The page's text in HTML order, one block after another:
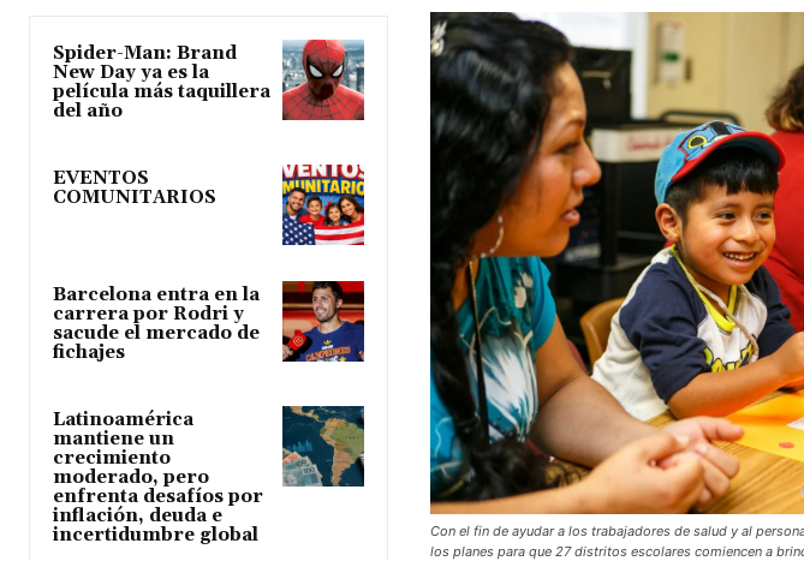
Spider-Man: Brand
New Day ya es la
película más taquillera
del año
EVENTOS
COMUNITARIOS
Barcelona entra en la
carrera por Rodri y
sacude el mercado de
fichajes
Latinoamérica
mantiene un
crecimiento
moderado, pero
enfrenta desafíos por
inflación, deuda e
incertidumbre global
Con el fin de ayudar a los trabajadores de salud y al
los planes para que 27 distritos escolares comiencen a